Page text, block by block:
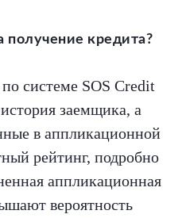
получение кредита?
системе SOS Credit
заемщика, а
в аппликационной
рейтинг, подробно
аппликационная
вероятность